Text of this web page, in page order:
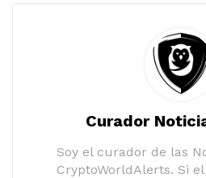
Curador
Soy el curador de las
CryptoWorldAlerts. Si